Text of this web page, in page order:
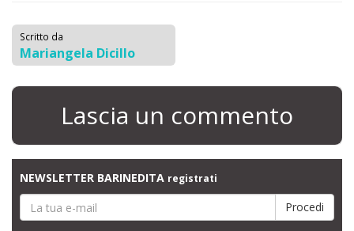
Scritto da
Mariangela Dicillo
Lascia un commento
NEWSLETTER BARINEDITA registrati